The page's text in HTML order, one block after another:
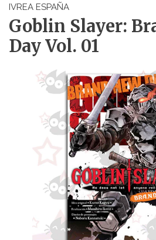
IVREA ESPAÑA
Goblin Slayer:
Day Vol. 01